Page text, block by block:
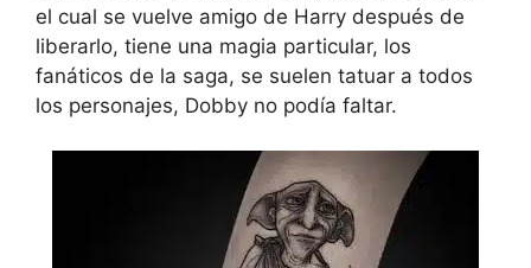
el cual se vuelve amigo de Harry después de
liberarlo, tiene una magia particular, los
fanáticos de la saga, se suelen tatuar a todos
los personajes, Dobby no podía faltar.